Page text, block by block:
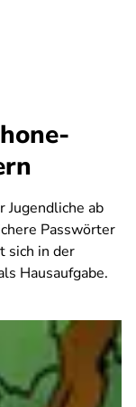
Jugendliche ab
Passwörter
sich in der
Hausaufgabe.